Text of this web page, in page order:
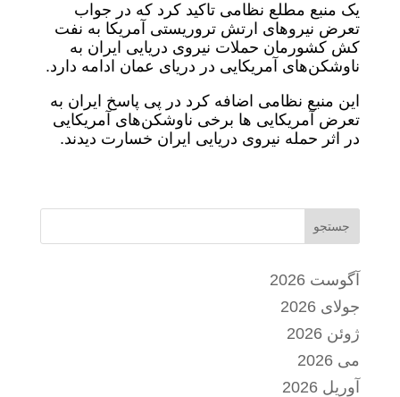
یک منبع مطلع نظامی تاکید کرد که در جواب
تعرض نیروهای ارتش تروریستی آمریکا به نفت
کش کشورمان حملات نیروی دریایی ایران به
ناوشکن‌های آمریکایی در دریای عمان ادامه دارد.
این منبع نظامی اضافه کرد در پی پاسخ ایران به
تعرض آمریکایی ها برخی ناوشکن‌های آمریکایی
در اثر حمله نیروی دریایی ایران خسارت دیدند.
جستجو
آگوست 2026
جولای 2026
ژوئن 2026
می 2026
آوریل 2026